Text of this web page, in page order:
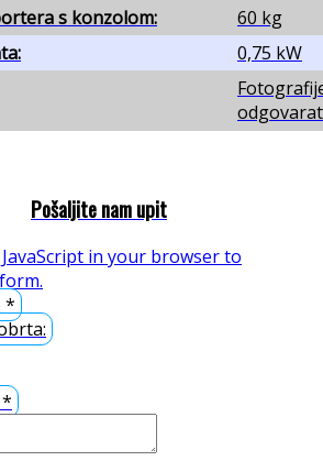
s konzolom:
60 kg
0,75 kW
Pošaljite nam upit
in your browser to
*
*